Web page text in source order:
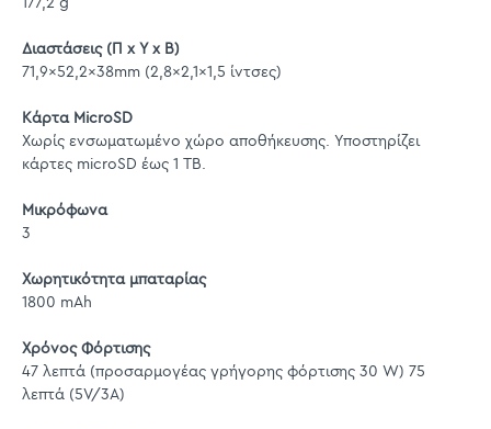
Διαστάσεις (Π x Υ x Β)
71,9x52,2x38mm (2,8x2,1x1,5 ίντσες)
Κάρτα MicroSD
Χωρίς ενσωματωμένο χώρο αποθήκευσης. Υποστηρίζει
κάρτες microSD έως 1 TB.
Μικρόφωνα
3
Χωρητικότητα μπαταρίας
1800 mAh
Χρόνος Φόρτισης
47 λεπτά (προσαρμογέας γρήγορης φόρτισης 30 W) 75
λεπτά (5V/3A)